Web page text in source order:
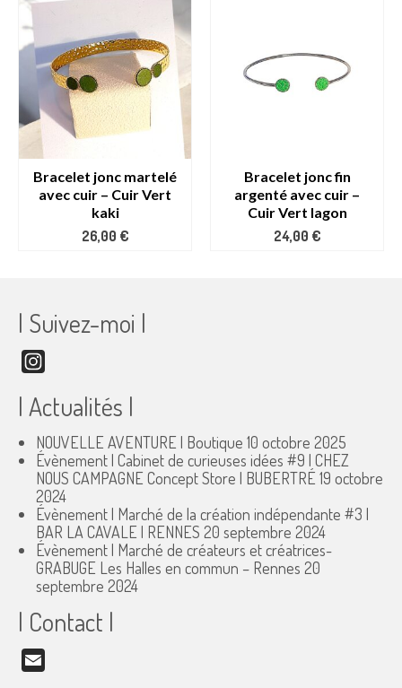
Bracelet jonc martelé
avec cuir – Cuir Vert
kaki
26,00 €
Bracelet jonc fin
argenté avec cuir –
Cuir Vert lagon
24,00 €
| Suivez-moi |
| Actualités |
NOUVELLE AVENTURE | Boutique 10 octobre 2025
Évènement | Cabinet de curieuses idées #9 | CHEZ
NOUS CAMPAGNE Concept Store | BUBERTRÉ 19 octobre
2024
Évènement | Marché de la création indépendante #3 |
BAR LA CAVALE | RENNES 20 septembre 2024
Évènement | Marché de créateurs et créatrices-
GRABUGE Les Halles en commun – Rennes 20
septembre 2024
| Contact |